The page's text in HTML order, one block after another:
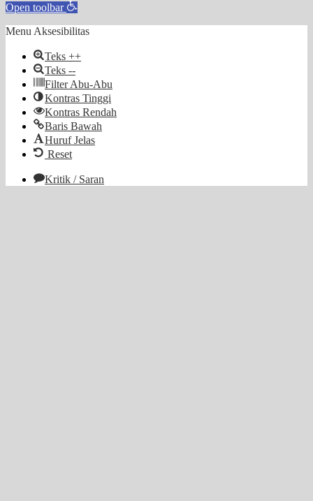
Open toolbar
Menu Aksesibilitas
Teks ++
Teks --
Filter Abu-Abu
Kontras Tinggi
Kontras Rendah
Baris Bawah
Huruf Jelas
Reset
Kritik / Saran